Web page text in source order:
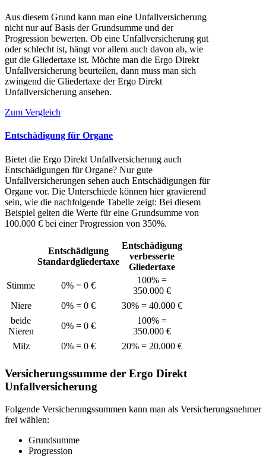
Aus diesem Grund kann man eine Unfallversicherung
nicht nur auf Basis der Grundsumme und der
Progression bewerten. Ob eine Unfallversicherung gut
oder schlecht ist, hängt vor allem auch davon ab, wie
gut die Gliedertaxe ist. Möchte man die Ergo Direkt
Unfallversicherung beurteilen, dann muss man sich
zwingend die Gliedertaxe der Ergo Direkt
Unfallversicherung ansehen.
Zum Vergleich
Entschädigung für Organe
Bietet die Ergo Direkt Unfallversicherung auch
Entschädigungen für Organe? Nur gute
Unfallversicherungen sehen auch Entschädigungen für
Organe vor. Die Unterschiede können hier gravierend
sein, wie die nachfolgende Tabelle zeigt: Bei diesem
Beispiel gelten die Werte für eine Grundsumme von
100.000 € bei einer Progression von 350%.
Entschädigung
Standardgliedertaxe
Entschädigung
verbesserte
Gliedertaxe
Stimme
0% = 0 €
100% =
350.000 €
Niere
0% = 0 €
30% = 40.000 €
beide
Nieren
0% = 0 €
100% =
350.000 €
Milz
0% = 0 € 20% = 20.000 €
Versicherungssumme der Ergo Direkt
Unfallversicherung
Folgende Versicherungssummen kann man als Versicherungsnehmer
frei wählen:
Grundsumme
Progression